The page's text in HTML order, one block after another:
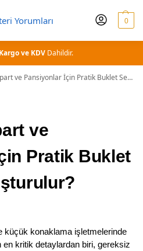
0
Kargo ve KDV Dahildir.
Pansiyonlar İçin Pratik Buklet Seti Nasıl Oluşturulur?
ve
Pratik Buklet
küçük konaklama işletmelerinde
en kritik detaylardan biri, gereksiz